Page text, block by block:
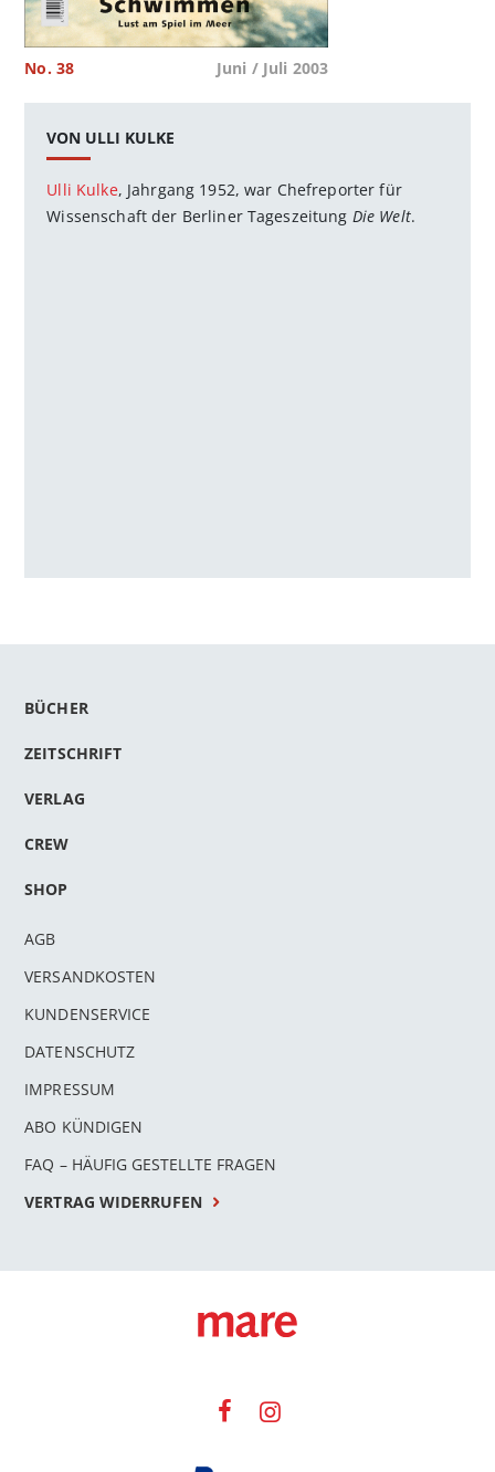
No. 38 Juni / Juli 2003
VON ULLI KULKE
Ulli Kulke, Jahrgang 1952, war Chefreporter für
Wissenschaft der Berliner Tageszeitung Die Welt.
BÜCHER
ZEITSCHRIFT
VERLAG
CREW
SHOP
AGB
VERSANDKOSTEN
KUNDENSERVICE
DATENSCHUTZ
IMPRESSUM
ABO KÜNDIGEN
FAQ – HÄUFIG GESTELLTE FRAGEN
VERTRAG WIDERRUFEN